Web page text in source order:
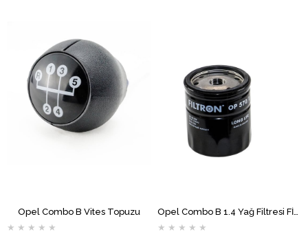
Opel Combo B Vites Topuzu
★ ★ ★ ★ ★
Opel Combo B 1.4 Yağ Filtresi FİLTRON
★ ★ ★ ★ ★